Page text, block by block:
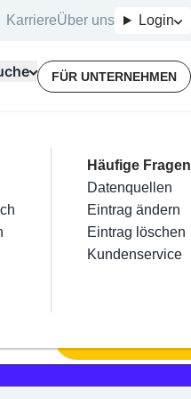
KarriereÜber uns Login
Für Unternehmer
Terminbuchung
Kostenlose Beratung
Mein Firmeneintrag
Eintrag hinzufügen
Eintrag beanspruchen
Eintrag verwalten
Eintrag bewerben
Häufige Fragen
Datenquellen
Eintrag ändern
Eintrag löschen
Kundenservice
FÜR UNTERNEHMEN